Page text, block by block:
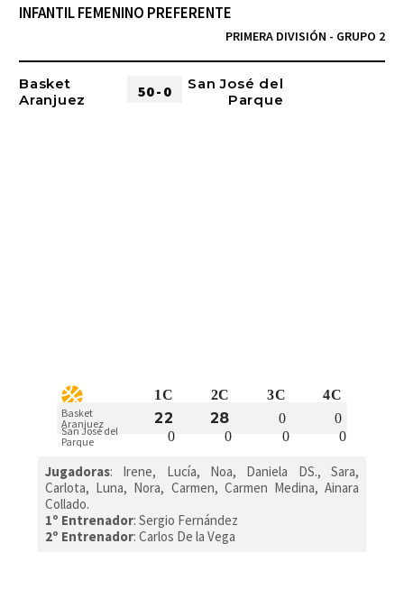
INFANTIL FEMENINO PREFERENTE
PRIMERA DIVISIÓN - GRUPO 2
Basket
Aranjuez
50 - 0
San José del
Parque
1C 2C 3C 4C
Basket
Aranjuez
22 28 0 0
San José del
Parque
0 0 0 0
Jugadoras: Irene, Lucía, Noa, Daniela DS., Sara,
Carlota, Luna, Nora, Carmen, Carmen Medina, Ainara
Collado.
1º Entrenador: Sergio Fernández
2º Entrenador: Carlos De la Vega